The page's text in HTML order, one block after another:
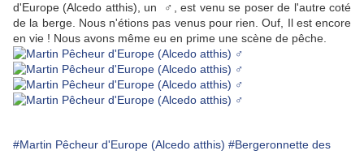
d'Europe (Alcedo atthis), un ♂, est venu se poser de l'autre coté
de la berge. Nous n'étions pas venus pour rien. Ouf, Il est encore
en vie ! Nous avons même eu en prime une scène de pêche.
#Martin Pêcheur d'Europe (Alcedo atthis) #Bergeronnette des